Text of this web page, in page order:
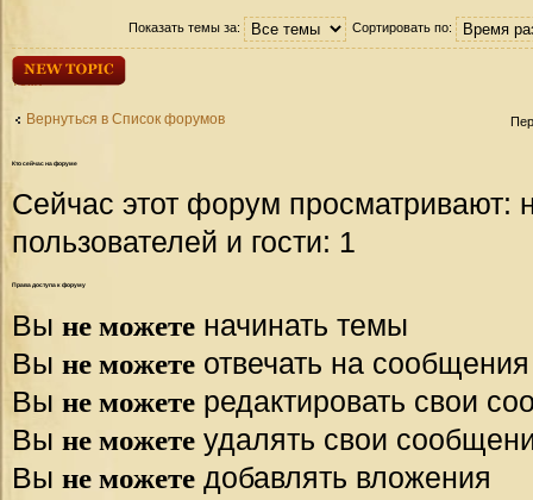
Показать темы за: Сортировать по:
Начать новую
тему
Вернуться в Список форумов
Ктосейчас на форуме
Сейчас этот форум просматривают:
пользователей и гости: 1
Правадоступа к форуму
Вы не можете начинать темы
Вы не можете отвечать на сообщения
Вы не можете редактировать свои
Вы не можете удалять свои
Вы не можете добавлять вложения